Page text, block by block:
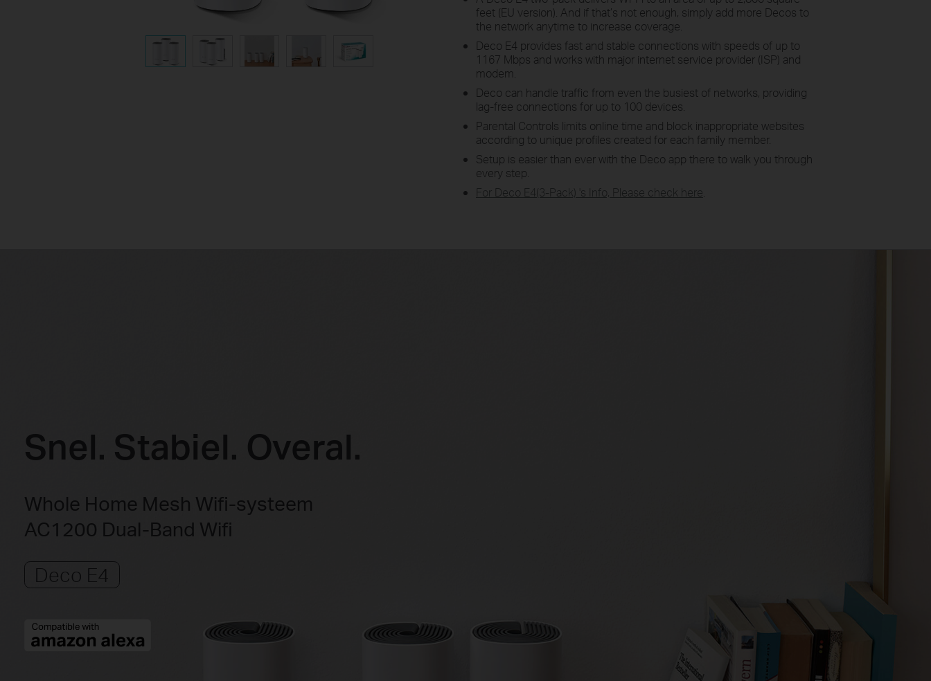
feet (EU version). And if that’s not enough, simply add more Decos to
the network anytime to increase coverage.
Deco E4 provides fast and stable connections with speeds of up to
1167 Mbps and works with major internet service provider (ISP) and
modem.
Deco can handle traffic from even the busiest of networks, providing
lag-free connections for up to 100 devices.
Parental Controls limits online time and block inappropriate websites
according to unique profiles created for each family member.
Setup is easier than ever with the Deco app there to walk you through
every step.
For Deco E4(3-Pack) 's Info, Please check here
Snel. Stabiel. Overal.
Whole Home Mesh Wifi-systeem
AC1200 Dual-Band Wifi
Deco E4